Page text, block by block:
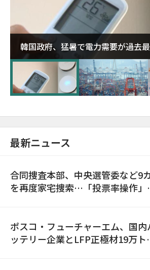
韓国政府、猛暑で電力需要が過去
に需給対応体制を点検
最新ニュース
合同捜査本部、中央選管委など9
を再度家宅捜索…「投票率操作」
ポスコ・フューチャーエム、国内
ッテリー企業とLFP正極材19万ト